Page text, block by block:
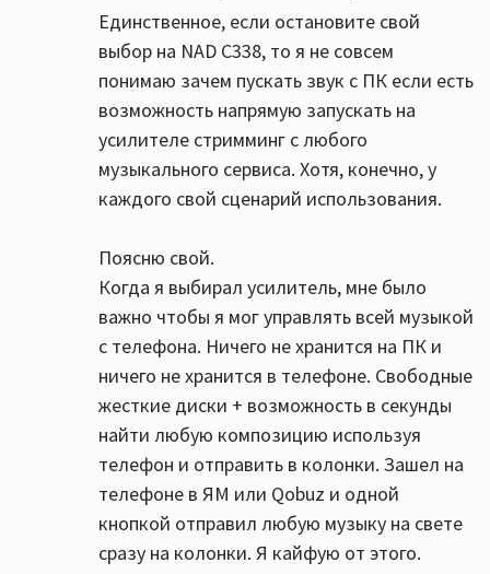
Единственное, если остановите свой
выбор на NAD C338, то я не совсем
понимаю зачем пускать звук с ПК если есть
возможность напрямую запускать на
усилителе стримминг с любого
музыкального сервиса. Хотя, конечно, у
каждого свой сценарий использования.
Поясню свой.
Когда я выбирал усилитель, мне было
важно чтобы я мог управлять всей музыкой
с телефона. Ничего не хранится на ПК и
ничего не хранится в телефоне. Свободные
жесткие диски + возможность в секунды
найти любую композицию используя
телефон и отправить в колонки. Зашел на
телефоне в ЯМ или Qobuz и одной
кнопкой отправил любую музыку на свете
сразу на колонки. Я кайфую от этого.